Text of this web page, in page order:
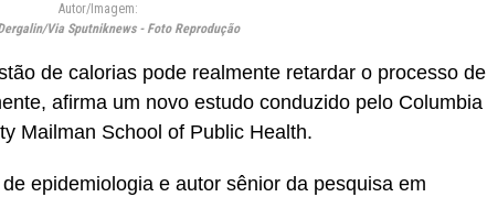
Autor/Imagem:
Via Sputniknews - Foto Reprodução
de calorias pode realmente retardar o processo de
afirma um novo estudo conduzido pelo Columbia
Mailman School of Public Health.
epidemiologia e autor sênior da pesquisa em